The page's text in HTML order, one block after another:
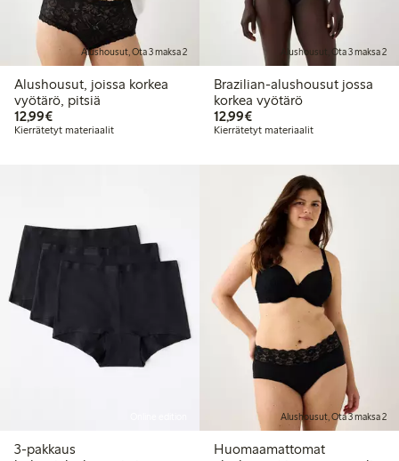
Alushousut, Ota 3 maksa 2
Alushousut, joissa korkea
vyötärö, pitsiä
12,99€12,99 €
Kierrätetyt materiaalit
Alushousut, Ota 3 maksa 2
Brazilian-alushousut jossa
korkea vyötärö
12,99€12,99 €
Kierrätetyt materiaalit
3-pakkaus
Alushousut, Ota 3 maksa 2
Huomaamattomat